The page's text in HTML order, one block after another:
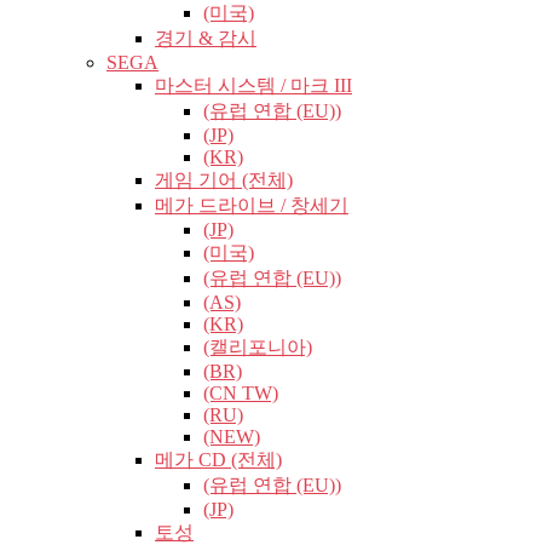
(미국)
경기 & 감시
SEGA
마스터 시스템 / 마크 III
(유럽​​ 연합 (EU))
(JP)
(KR)
게임 기어 (전체)
메가 드라이브 / 창세기
(JP)
(미국)
(유럽​​ 연합 (EU))
(AS)
(KR)
(캘리포니아)
(BR)
(CN TW)
(RU)
(NEW)
메가 CD (전체)
(유럽​​ 연합 (EU))
(JP)
토성